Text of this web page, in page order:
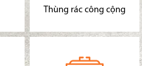
Thùng rác công cộng